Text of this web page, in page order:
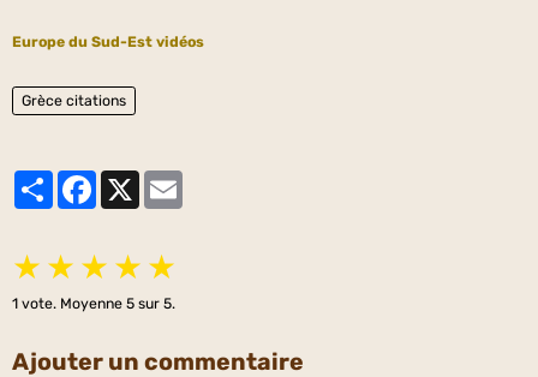
Europe du Sud-Est vidéos
Grèce citations
PartagerFacebook
★ ★ ★ ★ ★
1 vote. Moyenne 5 sur 5.
Ajouter un commentaire